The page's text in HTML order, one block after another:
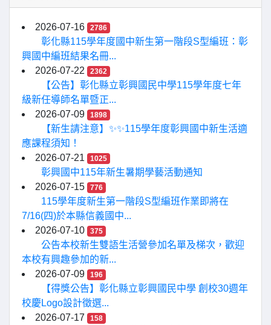
2026-07-16 2786
彰化縣115學年度國中新生第一階段S型編班：彰
興國中編班結果名冊...
2026-07-22
2362
【公告】彰化縣立彰興國民中學115學年度七年
級新任導師名單暨正...
2026-07-09
1898
【新生請注意】✨✨115學年度彰興國中新生活適
應課程須知！
2026-07-21
1025
彰興國中115年新生暑期學藝活動通知
2026-07-15
776
115學年度新生第一階段S型編班作業即將在
7/16(四)於本縣信義國中...
2026-07-10
375
公告本校新生雙語生活營參加名單及梯次，歡迎
本校有興趣參加的新...
2026-07-09
196
【得獎公告】彰化縣立彰興國民中學 創校30週年
校慶Logo設計徵選...
2026-07-17
158